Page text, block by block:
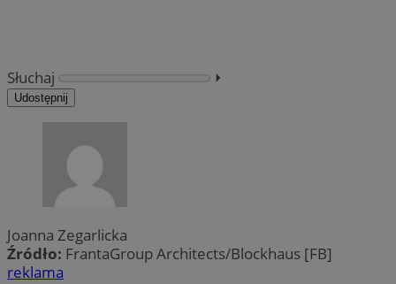
Słuchaj ⏵︎
Udostępnij
Joanna Zegarlicka
Źródło: FrantaGroup Architects/Blockhaus [FB]
reklama